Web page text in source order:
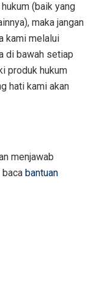
(baik yang
maka jangan
kami melalui
di bawah setiap
produk hukum
hati kami akan
menjawab
baca bantuan